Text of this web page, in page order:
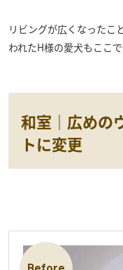
リビングが広くなったこ
われたH様の愛犬もここ
和室｜広めの
トに変更